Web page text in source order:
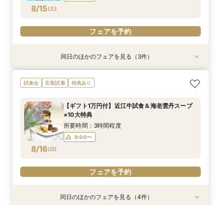
8/15(土)
フェアを予約
特典あり
8/15(土)
【無料相談】結婚式の悩みや不安を解決・ブライ
ダル相談会
9:00〜
13:00〜
14:00〜
特典あり
8/15(土)
【ギフト10000円付】サマーブライダルフェア
9:00〜
10:00〜
13:00〜
15:00〜
特典あり
8/15(土)
【8～30名様◇貸切り】水上ヴィラ見学×家族婚
プラン相談会！結婚式は大好きなご家族と♪そん
名/50万の安心価格で叶える！アットホームＷ♪
所要時間：3時間程度
14:00〜
同日のほかのフェアを見る（3件）
試食会 衣装試着 特典あり
8/16(日)
【ギフト1万円付】近江牛試食＆海老雲丹スープ
×10大特典
所要時間：3時間程度
9:00〜
フェアを予約
特典あり
特典あり
特典あり同日のほかのフェアを見る（4件）